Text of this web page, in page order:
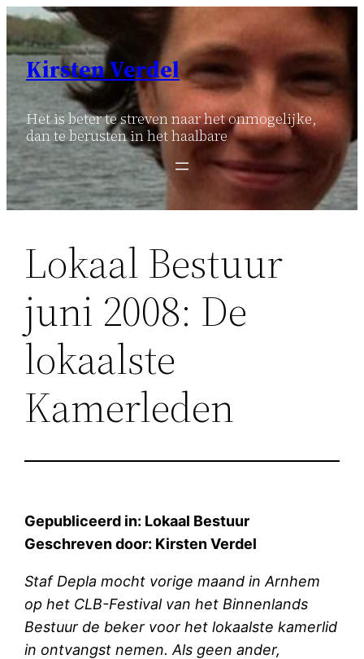
Ga
naar
inhoud
Kirsten Verdel
Het is beter te streven naar het onmogelijke,
dan te berusten in het haalbare
Lokaal Bestuur
juni 2008: De
lokaalste
Kamerleden
Gepubliceerd in: Lokaal Bestuur
Geschreven door: Kirsten Verdel
Staf Depla mocht vorige maand in Arnhem
op het CLB-Festival van het Binnenlands
Bestuur de beker voor het lokaalste kamerlid
in ontvangst nemen. Als geen ander,